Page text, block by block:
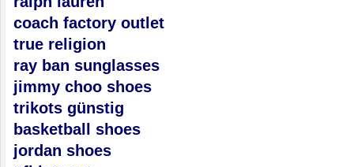
coach factory outlet
true religion
ray ban sunglasses
jimmy choo shoes
trikots günstig
basketball shoes
jordan shoes